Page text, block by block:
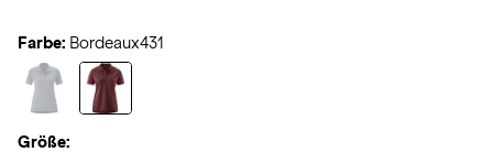
Farbe: Bordeaux431
Größe: